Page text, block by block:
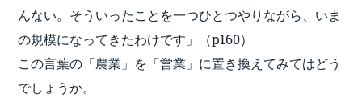
んない。そういったことを一つひとつやりながら、いま
の規模になってきたわけです」（p160）
この言葉の「農業」を「営業」に置き換えてみてはどう
でしょうか。